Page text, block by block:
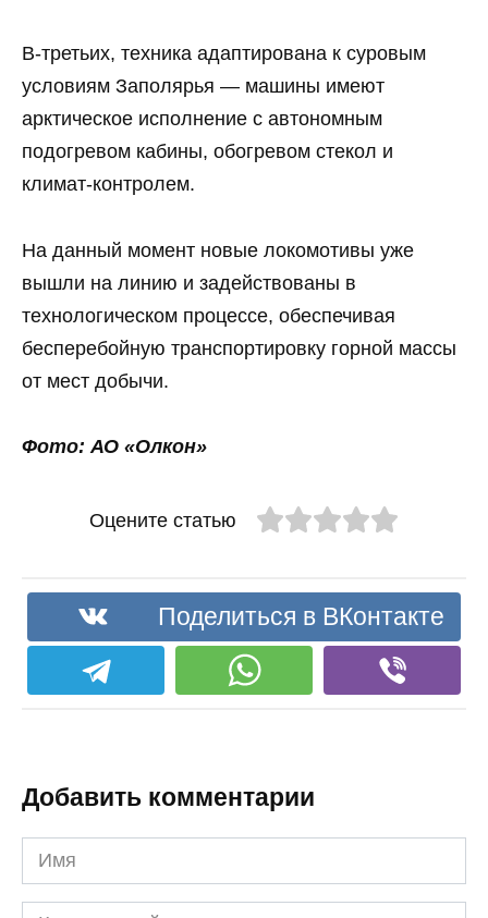
В-третьих, техника адаптирована к суровым
условиям Заполярья — машины имеют
арктическое исполнение с автономным
подогревом кабины, обогревом стекол и
климат-контролем.
На данный момент новые локомотивы уже
вышли на линию и задействованы в
технологическом процессе, обеспечивая
бесперебойную транспортировку горной массы
от мест добычи.
Фото: АО «Олкон»
Оцените статью
Поделиться в ВКонтакте
Добавить комментарии
Имя